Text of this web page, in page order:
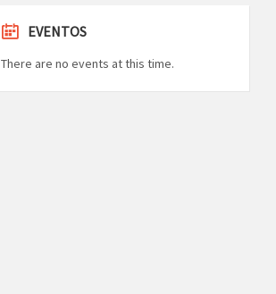
EVENTOS
There are no events at this time.